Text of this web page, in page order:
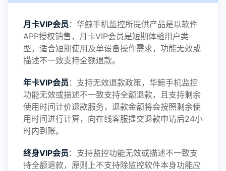
月卡VIP会员 ：华鲸手机监控所提供产品是以软件
APP授权销售，月卡VIP会员是短期体验用户类
型，适合短期使用及单设备操作需求，功能无效或
描述不一致支持全额退款。
年卡VIP会员 ：支持无效退款政策，华鲸手机监控
功能无效或描述不一致支持全额退款，且支持剩余
使用时间计价退款服务，退款金额将会按照剩余使
用时间进行计算，向在线客服提交退款申请后24小
时内到账。
终身VIP会员 ：支持监控功能无效或描述不一致支
持全额退款，原则上不支持除监控软件本身功能应